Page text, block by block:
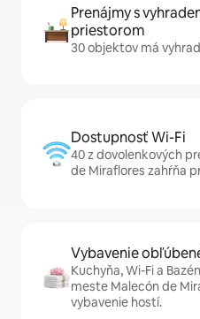
Prenájmy s
priestorom
30 objektov má
Dostupnosť Wi-Fi
40 z dovolenkových
de Miraflores zahŕňa
Vybavenie
Kuchyňa, Wi-Fi a
meste Malecón de
vybavenie hostí.